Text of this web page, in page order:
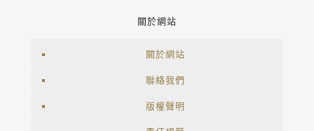
關於網站
關於網站
聯絡我們
版權聲明